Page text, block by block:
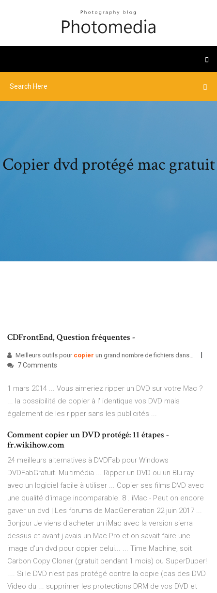
Copier dvd protégé mac gratuit
CDFrontEnd, Question fréquentes -
Meilleurs outils pour copier un grand nombre de fichiers dans…
7 Comments
1 mars 2014 ... Vous aimeriez ripper un DVD sur votre Mac ?
... la possibilité de copier à l' identique vos DVD mais
également de les ripper sans les publicités ...
Comment copier un DVD protégé: 11 étapes -
fr.wikihow.com
24 meilleurs alternatives à DVDFab pour Windows
DVDFabGratuit. Multimédia ... Ripper un DVD ou un Blu-ray
avec un logiciel facile à utiliser ... Copier ses films DVD avec
une qualité d'image incomparable. 8 . iMac - Peut on encore
gaver un dvd | Les forums de MacGeneration 22 juin 2017 ...
Bonjour Je viens d'acheter un iMac avec la version sierra
dessus et avant j avais un Mac Pro et on savait faire une
image d'un dvd pour copier celui... ... Time Machine, soit
Carbon Copy Cloner (gratuit pendant 1 mois) ou SuperDuper!
.... Si le DVD n'est pas protégé contre la copie (cas des DVD
Video du ... supprimer les protections DRM de vos DVD et